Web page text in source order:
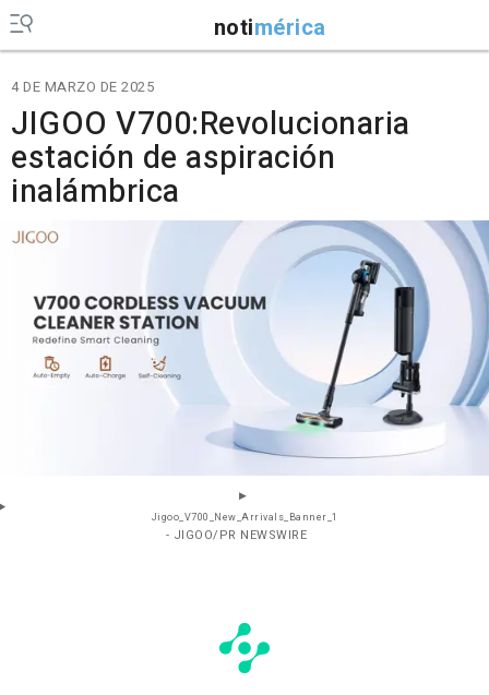
notimérica
4 DE MARZO DE 2025
JIGOO V700:Revolucionaria
estación de aspiración
inalámbrica
Jigoo_V700_New_Arrivals_Banner_1
- JIGOO/PR NEWSWIRE